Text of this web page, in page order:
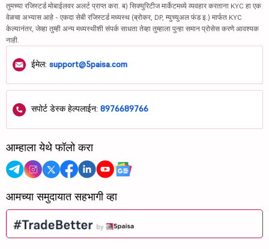
तुमच्या रजिस्टर्ड मोबाईलवर अलर्ट प्राप्त करा. ब) सिक्युरिटीज मार्केटमध्ये व्यवहार करताना KYC हा एक
वेळचा अभ्यास आहे - एकदा सेबी रजिस्टर्ड मध्यस्थ (ब्रोकर, DP, म्युच्युअल फंड इ.) मार्फत KYC
केल्यानंतर, जेव्हा तुम्ही अन्य मध्यस्थीशी संपर्क साधता तेव्हा तुम्हाला पुन्हा समान प्रोसेस करणे आवश्यक
नाही.
ईमेल: support@5paisa.com
सपोर्ट डेस्क हेल्पलाईन: 8976689766
आम्हाला येथे फॉलो करा
आमच्या समुदायात सहभागी व्हा